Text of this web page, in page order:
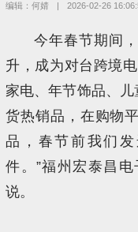
编辑：何婧 | 2026-02-26
今年春节期间
升，成为对台跨境
家电、年节饰品、
货热销品，在购物
品，春节前我们
件。”福州宏泰昌
说。